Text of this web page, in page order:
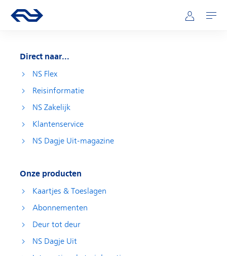
Hoofdnavigatie
Ga naar de homepage van ns.nl Mijn NS
Openen
Direct naar...
NS Flex
Reisinformatie
NS Zakelijk
Klantenservice
NS Dagje Uit-magazine
Onze producten
Kaartjes & Toeslagen
Abonnementen
Deur tot deur
NS Dagje Uit